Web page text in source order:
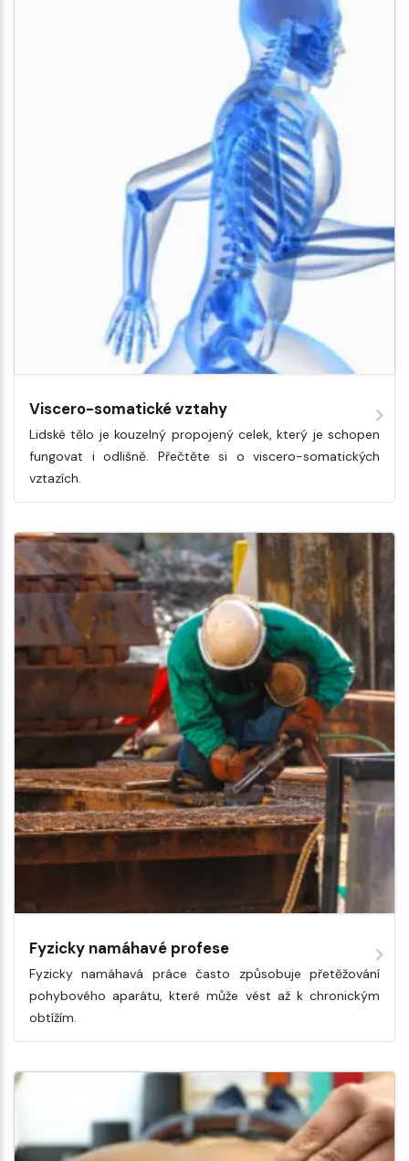
Viscero-somatické vztahy
Lidské tělo je kouzelný propojený celek, který je schopen
fungovat i odlišně. Přečtěte si o viscero-somatických
vztazích.
Fyzicky namáhavé profese
Fyzicky namáhavá práce často způsobuje přetěžování
pohybového aparátu, které může vést až k chronickým
obtížím.